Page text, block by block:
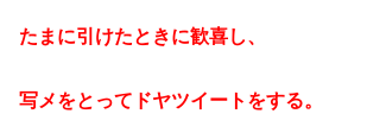
たまに引けたときに歓喜し、
写メをとってドヤツイートをする。